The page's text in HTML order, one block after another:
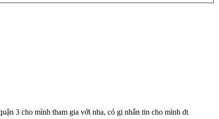
3 cho mình tham gia với nha, có gi nhắn tin cho mình dt